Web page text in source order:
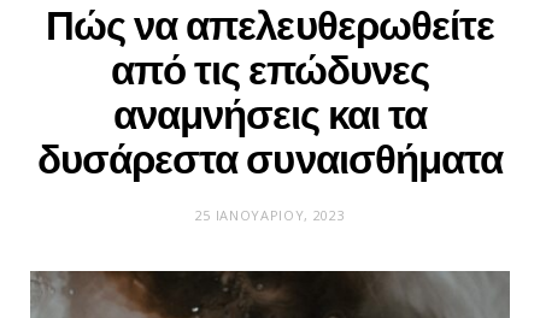
Πώς να απελευθερωθείτε
από τις επώδυνες
αναμνήσεις και τα
δυσάρεστα συναισθήματα
25 ΙΑΝΟΥΑΡΊΟΥ, 2023